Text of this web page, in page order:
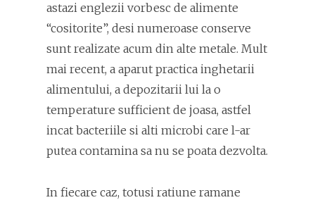
astazi englezii vorbesc de alimente
“cositorite”, desi numeroase conserve
sunt realizate acum din alte metale. Mult
mai recent, a aparut practica inghetarii
alimentului, a depozitarii lui la o
temperature sufficient de joasa, astfel
incat bacteriile si alti microbi care l-ar
putea contamina sa nu se poata dezvolta.
In fiecare caz, totusi ratiune ramane